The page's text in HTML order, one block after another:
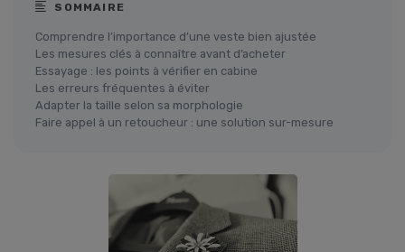
SOMMAIRE
Comprendre l’importance d’une veste bien ajustée
Les mesures clés à connaître avant d’acheter
Essayage : les points à vérifier en cabine
Les erreurs fréquentes à éviter
Adapter la taille selon sa morphologie
Faire appel à un retoucheur : une solution sur-mesure